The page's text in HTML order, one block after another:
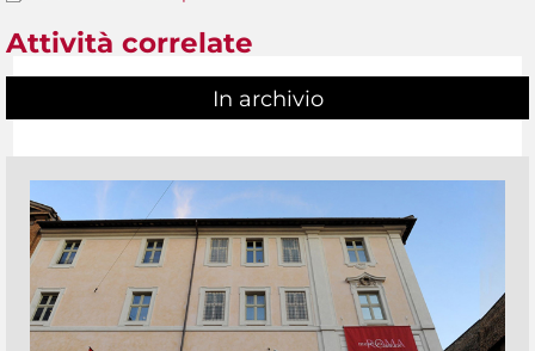
Attività correlate
In archivio